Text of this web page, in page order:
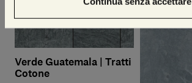
Verde Guatemala | Tratti
Cotone